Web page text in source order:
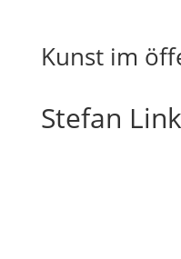
Kunst im
Stefan Link